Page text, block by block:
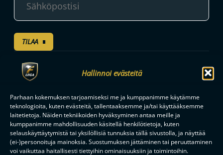
Hallinnoi evästeitä
Parhaan kokemuksen tarjoamiseksi me ja kumppanimme käytämme
teknologioita, kuten evästeitä, tallentaaksemme ja/tai käyttääksemme
laitetietoja. Näiden tekniikoiden hyväksyminen antaa meille ja
kumppanimme mahdollisuuden käsitellä henkilötietoja, kuten
selauskäyttäytymistä tai yksilöllisiä tunnuksia tällä sivustolla, ja näyttää
(ei-)personoituja mainoksia. Suostumuksen jättäminen tai peruuttaminen
voi vaikuttaa haitallisesti tiettyihin ominaisuuksiin ja toimintoihin.
TILAA
F-LIIGANKUMPPANIT